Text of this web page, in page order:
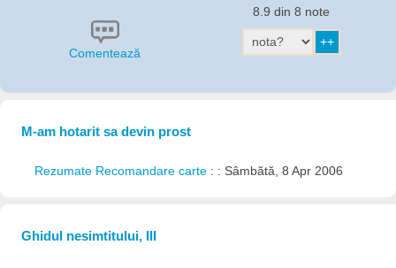
Comentează
8.9 din 8 note
M-am hotarit sa devin prost
Rezumate Recomandare carte : : Sâmbătă, 8 Apr 2006
Ghidul nesimtitului, III